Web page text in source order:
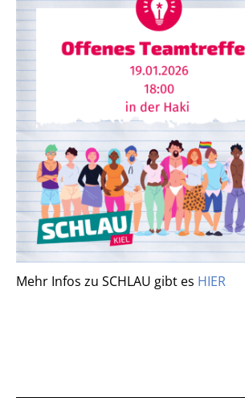
Mehr Infos zu SCHLAU gibt es HIER